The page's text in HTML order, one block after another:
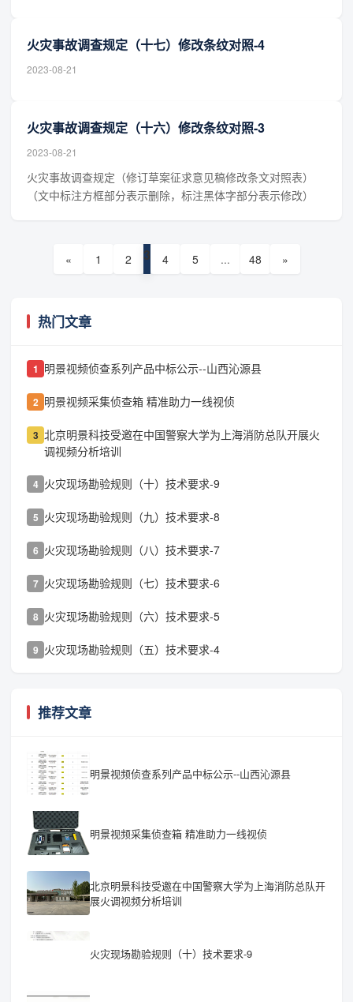
火灾事故调查规定（十七）修改条纹对照-4
2023-08-21
火灾事故调查规定（十六）修改条纹对照-3
2023-08-21
火灾事故调查规定（修订草案征求意见稿修改条文对照表）
（文中标注方框部分表示删除，标注黑体字部分表示修改）
« 1 2 3 4 5 ... 48 »
热门文章
1 明景视频侦查系列产品中标公示--山西沁源县
2 明景视频采集侦查箱 精准助力一线视侦
3 北京明景科技受邀在中国警察大学为上海消防总队开展火
调视频分析培训
4 火灾现场勘验规则（十）技术要求-9
5 火灾现场勘验规则（九）技术要求-8
6 火灾现场勘验规则（八）技术要求-7
7 火灾现场勘验规则（七）技术要求-6
8 火灾现场勘验规则（六）技术要求-5
9 火灾现场勘验规则（五）技术要求-4
推荐文章
明景视频侦查系列产品中标公示--山西沁源县
明景视频采集侦查箱 精准助力一线视侦
北京明景科技受邀在中国警察大学为上海消防总队开
展火调视频分析培训
火灾现场勘验规则（十）技术要求-9